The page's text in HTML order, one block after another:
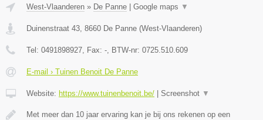
West-Vlaanderen » De Panne Google maps ▼
Duinenstraat 43, 8660 De Panne (West-Vlaanderen)
Tel: 0491898927, Fax: -, BTW-nr: 0725.510.609
E-mail › Tuinen Benoit De Panne
Website: https://www.tuinenbenoit.be/ Screenshot ▼
Met meer dan 10 jaar ervaring kan je bij ons rekenen op een